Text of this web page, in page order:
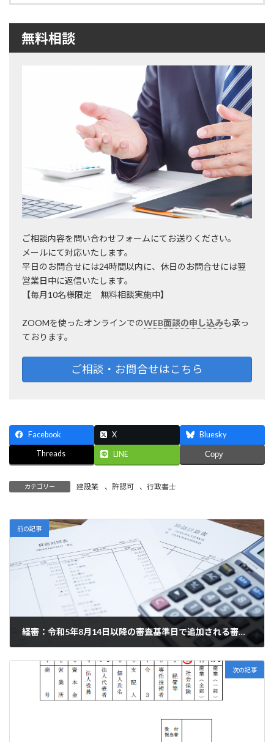
無料相談
ご相談内容を問い合わせフォームにてお送りください。
メールにて対応いたします。
平日のお問合せには24時間以内に、休日のお問合せには翌
営業日中に返信いたします。
【毎月10名様限定 無料相談実施中】
ZOOMを使ったオンラインでのWEB面談の申し込みも承っ
ております。
ご相談・お問合せはこちら
Facebook X Bluesky
Threads LINE Copy
カテゴリー 建設業 、 許認可 、行政書士
前の記事
経審：令和5年8月14日以降の審査基準日で追加される審査項目と係数改正
次の記事